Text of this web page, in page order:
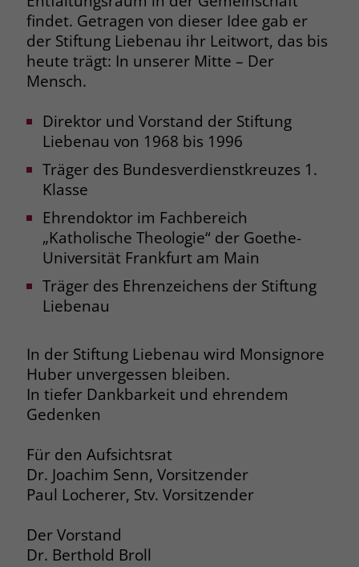
findet. Getragen von dieser Idee gab er
der Stiftung Liebenau ihr Leitwort, das bis
heute trägt: In unserer Mitte – Der
Mensch.
Direktor und Vorstand der Stiftung
Liebenau von 1968 bis 1996
Träger des Bundesverdienstkreuzes 1.
Klasse
Ehrendoktor im Fachbereich
„Katholische Theologie“ der Goethe-
Universität Frankfurt am Main
Träger des Ehrenzeichens der Stiftung
Liebenau
In der Stiftung Liebenau wird Monsignore
Huber unvergessen bleiben.
In tiefer Dankbarkeit und ehrendem
Gedenken
Für den Aufsichtsrat
Dr. Joachim Senn, Vorsitzender
Paul Locherer, Stv. Vorsitzender
Der Vorstand
Dr. Berthold Broll
Name JSessionID
Anbieter jobs.stiftung-liebenau.de
Laufzeit
Zweck
Behält die Zustände des Benutzers bei
allen Seitenanfragen bei.
Name _gcl_aw
Anbieter Google Ads
Laufzeit
Zweck
User über einen Klick auf eine Google
Werbeanzeige auf die Website gelangt.
Es enthält Informationen darüber,
welche Werbeanzeige geklickt wurde,
Bestellungen oder Kontaktanfragen der
Anzeige zugewiesen werden können.
Name _gcl_dc
Laufzeit 90 Tage
Zweck
Dieses Cookie wird gesetzt, wenn ein
User über einen Klick auf eine Google
welche Werbeanzeige geklickt wurde,
sodass erzielte Erfolge wie z.B.
Bestellungen oder Kontaktanfragen der
Name _fbp